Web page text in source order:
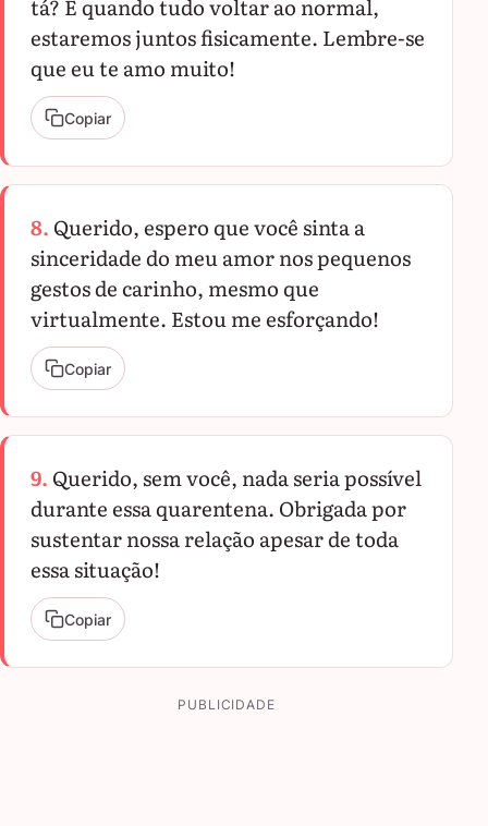
tá? E quando tudo voltar ao normal,
estaremos juntos fisicamente. Lembre-se
que eu te amo muito!
Copiar
8. Querido, espero que você sinta a
sinceridade do meu amor nos pequenos
gestos de carinho, mesmo que
virtualmente. Estou me esforçando!
Copiar
9. Querido, sem você, nada seria possível
durante essa quarentena. Obrigada por
sustentar nossa relação apesar de toda
essa situação!
Copiar
PUBLICIDADE